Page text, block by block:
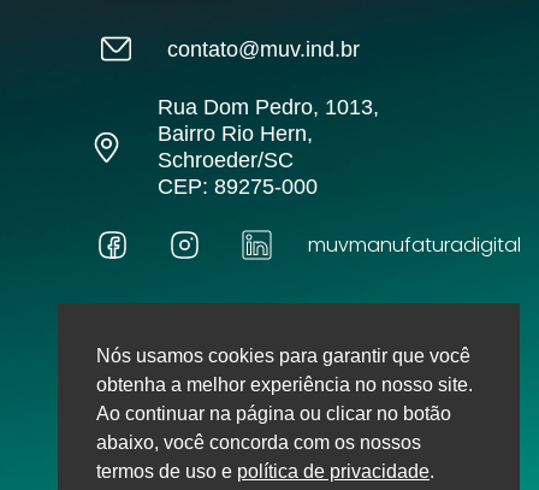
Nós usamos cookies para garantir que você
obtenha a melhor experiência no nosso site.
Ao continuar na página ou clicar no botão
abaixo, você concorda com os nossos
termos de uso e política de privacidade.
contato@muv.ind.br
Rua Dom Pedro, 1013,
Bairro Rio Hern,
Schroeder/SC
CEP: 89275‑000
muvmanufaturadigital
Política de privacidade
Todos os direitos reservados,